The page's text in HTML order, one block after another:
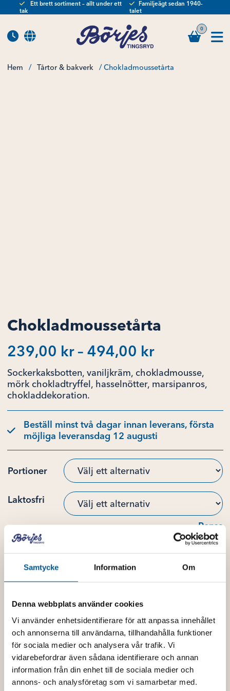
Samtycke Information Om
Denna webbplats använder cookies
Vi använder enhetsidentifierare för att anpassa innehållet
och annonserna till användarna, tillhandahålla funktioner
för sociala medier och analysera vår trafik. Vi
vidarebefordrar även sådana identifierare och annan
information från din enhet till de sociala medier och
annons- och analysföretag som vi samarbetar med.
Ett brett sortiment – allt under ett
tak
Familjeägt sedan 1940-
talet
0
Hem / Tårtor & bakverk / Chokladmoussetårta
Chokladmoussetårta
239,00 kr – 494,00 kr
239,00 kr
till
Sockerkaksbotten, vaniljkräm, chokladmousse,
mörk chokladtryffel, hasselnötter, marsipanros,
chokladdekoration.
Beställ minst två dagar innan leverans, första
möjliga leveransdag 12 augusti
Portioner
Laktosfri
Rensa
Chokladmoussetårta mängd